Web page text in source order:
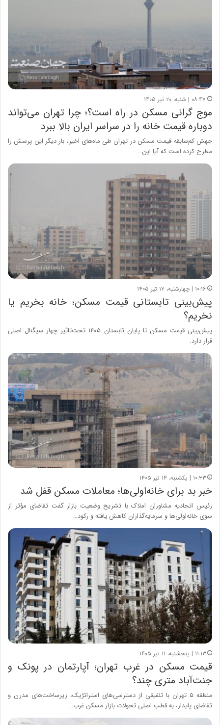
۰۸:۴۷ | شنبه، ۲۰ تیر ۱۴۰۵
موج گرانی مسکن در راه است؟؛ چرا تهران می‌تواند
دوباره قیمت خانه را در سراسر ایران بالا ببرد
جهش کم‌سابقه قیمت مسکن در تهران طی ماه‌های اخیر، بار دیگر این پرسش را
مطرح کرده است که آیا این…
۱۰:۱۶ | چهارشنبه، ۱۷ تیر ۱۴۰۵
پیش‌بینی تابستانی قیمت مسکن؛ خانه بخریم یا
نخریم؟
پیش‌بینی قیمت مسکن تا پایان تابستان ۱۴۰۵ تحت‌تاثیر چهار سیگنال اصلی
قرار دارد.
۱۰:۳۳ | یکشنبه، ۱۴ تیر ۱۴۰۵
خبر بد برای خانه‌اولی‌ها؛ معاملات مسکن قفل شد
رئیس اتحادیه مشاوران املاک با تشریح وضعیت بازار گفت تقاضای مؤثر از
سوی خانه‌اولی‌ها و سرمایه‌گذاران کاهش یافته و رکود…
۱۱:۱۳ | پنجشنبه، ۱۱ تیر ۱۴۰۵
قیمت مسکن در غرب تهران؛ آپارتمان در پونک و
جنت‌آباد متری چند؟
منطقه ۵ تهران با تلفیقی از دسترسی‌های استراتژیک، زیرساخت‌های مدرن و
تقاضای پایدار، به قطب اصلی تحولات بازار مسکن غرب…